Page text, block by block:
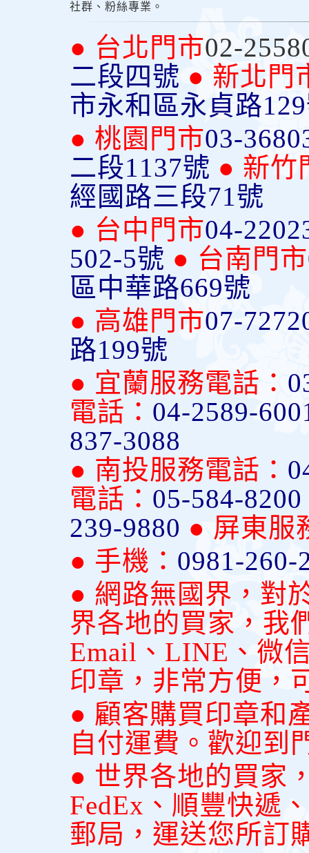
社群、粉絲專業。
● 台北門市02-
二段四號 ● 新北門
市永和區永貞路
● 桃園門市03-
二段1137號 ● 新竹
經國路三段71號
● 台中門市04-
502-5號 ● 台南門市
區中華路669號
● 高雄門市07-
路199號
● 宜蘭服務電話：
電話： 04-2589-
837-3088
● 南投服務電話：
電話： 05-584-8200
239-9880 ● 屏東服
● 手機： 0981-260-
● 網路無國界，對
界各地的買家，我
Email、LINE、微
印章，非常方便，
● 顧客購買印章和
自付運費。歡迎到
● 世界各地的買家
FedEx、順豐快遞
郵局，運送您所訂